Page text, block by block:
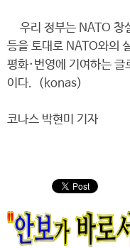
우리 정부는 NATO 창
등을 토대로 NATO와의
평화·번영에 기여하는
이다. (konas)
코나스 박현미 기자